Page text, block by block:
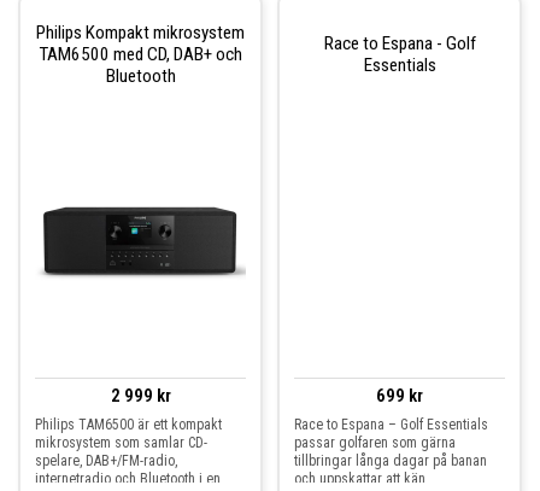
Philips Kompakt mikrosystem
TAM6500 med CD, DAB+ och
Bluetooth
2 999 kr
Philips TAM6500 är ett kompakt
mikrosystem som samlar CD-
spelare, DAB+/FM-radio,
internetradio och Bluetooth i en
Race to Espana - Golf
Essentials
699 kr
Race to Espana – Golf Essentials
passar golfaren som gärna
tillbringar långa dagar på banan
och uppskattar att kän